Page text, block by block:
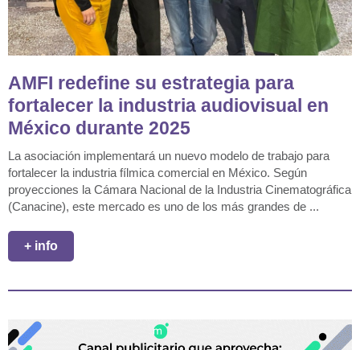
AMFI redefine su estrategia para
fortalecer la industria audiovisual en
México durante 2025
La asociación implementará un nuevo modelo de trabajo para
fortalecer la industria fílmica comercial en México. Según
proyecciones la Cámara Nacional de la Industria Cinematográfica
(Canacine), este mercado es uno de los más grandes de ...
+ info